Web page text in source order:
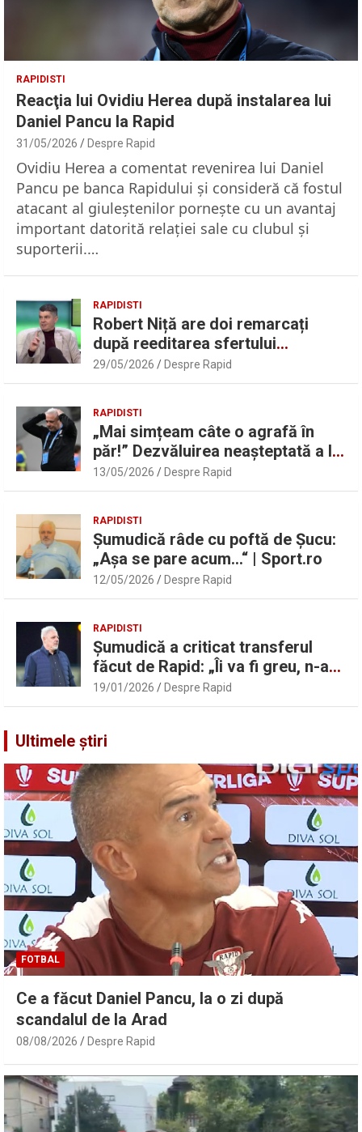
RAPIDISTI
Reacţia lui Ovidiu Herea după instalarea lui
Daniel Pancu la Rapid
31/05/2026 Despre Rapid
Ovidiu Herea a comentat revenirea lui Daniel
Pancu pe banca Rapidului şi consideră că fostul
atacant al giuleştenilor porneşte cu un avantaj
important datorită relaţiei sale cu clubul şi
suporterii.…
RAPIDISTI
Robert Niță are doi remarcați
după reeditarea sfertului
UEFAntastic: „Lideri în teren” |
Sport.ro
29/05/2026 Despre Rapid
RAPIDISTI
„Mai simțeam câte o agrafă în
păr!” Dezvăluirea neașteptată a lui
Marius Șumudică despre Daniel
Pancu
13/05/2026 Despre Rapid
RAPIDISTI
Șumudică râde cu poftă de Șucu:
„Așa se pare acum…“ | Sport.ro
12/05/2026 Despre Rapid
RAPIDISTI
Șumudică a criticat transferul
făcut de Rapid: „Îi va fi greu, n-am
înțeles”
19/01/2026 Despre Rapid
Ultimele știri
FOTBAL
Ce a făcut Daniel Pancu, la o zi după
scandalul de la Arad
08/08/2026 Despre Rapid